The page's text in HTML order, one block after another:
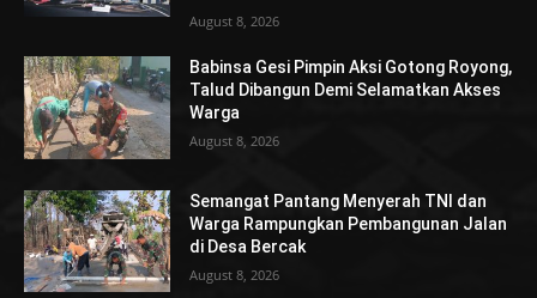
August 8, 2026
Babinsa Gesi Pimpin Aksi Gotong Royong,
Talud Dibangun Demi Selamatkan Akses
Warga
August 8, 2026
Semangat Pantang Menyerah TNI dan
Warga Rampungkan Pembangunan Jalan
di Desa Bercak
August 8, 2026